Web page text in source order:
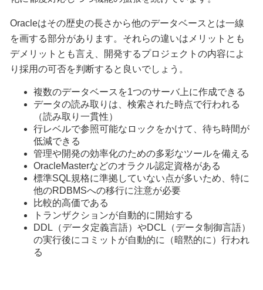
Oracleはその歴史の長さから他のデータベースとは一線
を画する部分があります。それらの違いはメリットとも
デメリットとも言え、開発するプロジェクトの内容によ
り採用の可否を判断すると良いでしょう。
複数のデータベースを1つのサーバ上に作成できる
データの読み取りは、検索された時点で行われる
（読み取り一貫性）
行レベルで参照可能なロックをかけて、待ち時間が
低減できる
管理や開発の効率化のための多彩なツールを備える
OracleMasterなどのオラクル認定資格がある
標準SQL規格に準拠していない点が多いため、特に
他のRDBMSへの移行に注意が必要
比較的高価である
トランザクションが自動的に開始する
DDL（データ定義言語）やDCL（データ制御言語）
の実行後にコミットが自動的に（暗黙的に）行われ
る